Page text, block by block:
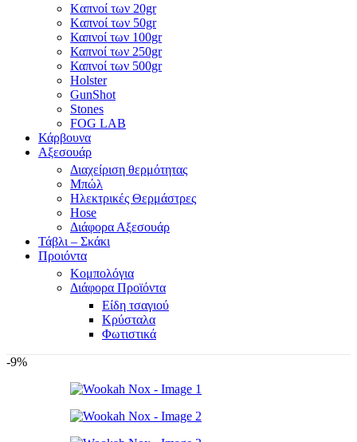
Kαπνοί των 20gr
Kαπνοί των 50gr
Καπνοί των 100gr
Καπνοί των 250gr
Καπνοί των 500gr
Holster
GunShot
Stones
FOG LAB
Κάρβουνα
Αξεσουάρ
Διαχείριση θερμότητας
Μπώλ
Ηλεκτρικές Θερμάστρες
Hose
Διάφορα Αξεσουάρ
Τάβλι – Σκάκι
Προιόντα
Κομπολόγια
Διάφορα Προϊόντα
Είδη τσαγιού
Κρύσταλα
Φωτιστικά
-9%